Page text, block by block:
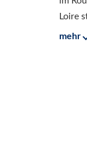
Loire
mehr